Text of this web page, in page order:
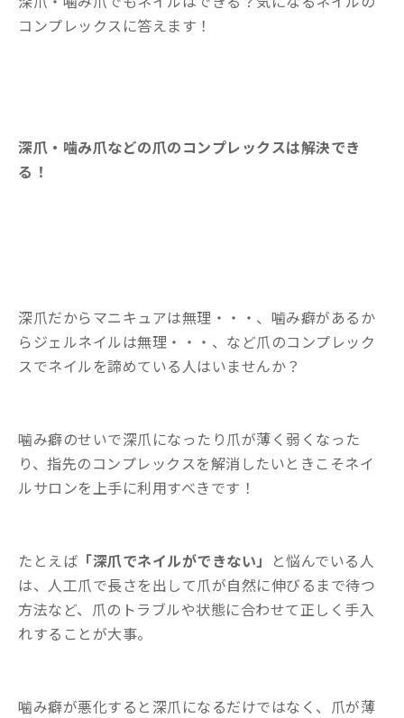
コンプレックスに答えます！
深爪・噛み爪などの爪のコンプレックスは解決でき
る！
深爪だからマニキュアは無理・・・、噛み癖があるか
らジェルネイルは無理・・・、など爪のコンプレック
スでネイルを諦めている人はいませんか？
噛み癖のせいで深爪になったり爪が薄く弱くなった
り、指先のコンプレックスを解消したいときこそネイ
ルサロンを上手に利用すべきです！
たとえば 「深爪でネイルができない」 と悩んでいる人
は、人工爪で長さを出して爪が自然に伸びるまで待つ
方法など、爪のトラブルや状態に合わせて正しく手入
れすることが大事。
噛み癖が悪化すると深爪になるだけではなく、爪が薄